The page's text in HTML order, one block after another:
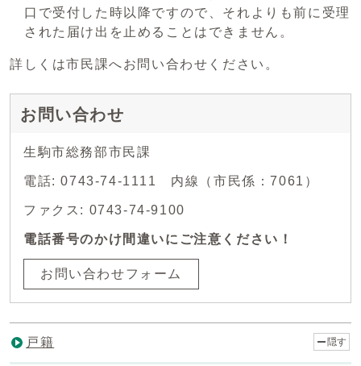
口で受付した時以降ですので、それよりも前に受理
された届け出を止めることはできません。
詳しくは市民課へお問い合わせください。
お問い合わせ
生駒市総務部市民課
電話: 0743-74-1111 内線（市民係：7061）
ファクス: 0743-74-9100
電話番号のかけ間違いにご注意ください！
お問い合わせフォーム
戸籍 隠す